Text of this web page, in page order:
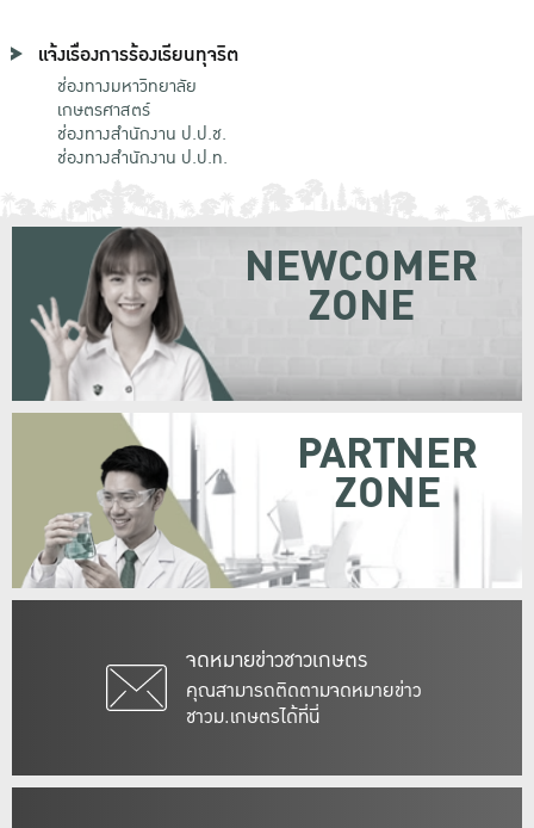
แจ้งเรื่องการร้องเรียนทุจริต
ช่องทางมหาวิทยาลัย
เกษตรศาสตร์
ช่องทางสำนักงาน ป.ป.ช.
ช่องทางสำนักงาน ป.ป.ท.
จดหมายข่าวชาวเกษตร
คุณสามารถติดตามจดหมายข่าว
ชาวม.เกษตรได้ที่นี่
NEWCOMER
ZONE
PARTNER
ZONE